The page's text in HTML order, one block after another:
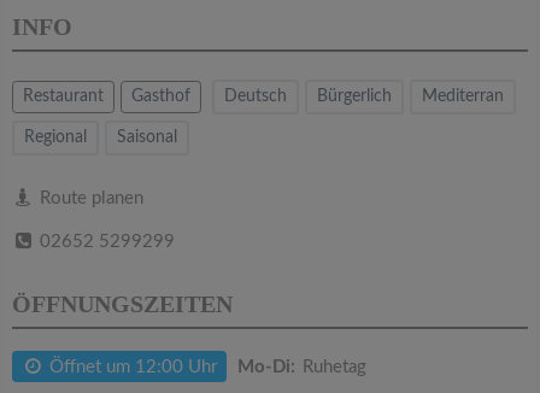
INFO
Restaurant Gasthof Deutsch Bürgerlich Mediterran
Regional Saisonal
Route planen
02652 5299299
ÖFFNUNGSZEITEN
Öffnet um 12:00 Uhr Mo-Di: Ruhetag
a
v
g
a
t